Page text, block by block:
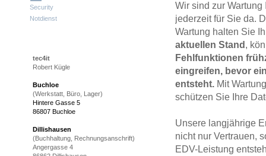
Security
Notdienst
tec4it
Robert Kügle
Buchloe
(Werkstatt, Büro, Lager)
Hintere Gasse 5
86807 Buchloe
Dillishausen
(Buchhaltung, Rechnungsanschrift)
Angergasse 4
Wir sind zur
jederzeit für Sie da.
Wartung halten Sie
aktuellen Stand ,
Fehlfunktionen
eingreifen, bevor
entsteht. Mit
schützen Sie Ihre
Unsere langjährige
nicht nur Vertrauen,
EDV-Leistung